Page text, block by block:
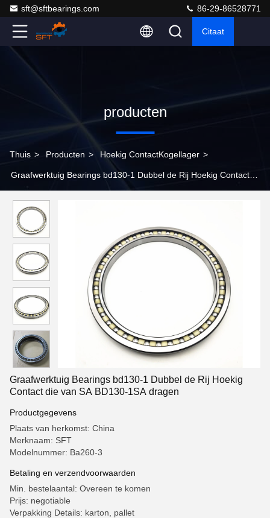
sft@sftbearings.com 86-29-86528771
Citaat
producten
Thuis > Producten > Hoekig ContactKogellager >
Graafwerktuig Bearings bd130-1 Dubbel de Rij Hoekig Contact
Graafwerktuig Bearings bd130-1 Dubbel de Rij Hoekig
Contact die van SA BD130-1SA dragen
Productgegevens
Plaats van herkomst: China
Merknaam: SFT
Modelnummer: Ba260-3
Betaling en verzendvoorwaarden
Min. bestelaantal: Overeen te komen
Prijs: negotiable
Verpakking Details: karton, pallet